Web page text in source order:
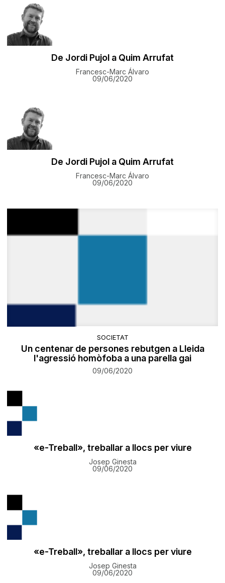
De Jordi Pujol a Quim Arrufat
Francesc-Marc Álvaro
09/06/2020
De Jordi Pujol a Quim Arrufat
Francesc-Marc Álvaro
09/06/2020
SOCIETAT
Un centenar de persones rebutgen a Lleida
l'agressió homòfoba a una parella gai
09/06/2020
«e-Treball», treballar a llocs per viure
Josep Ginesta
09/06/2020
«e-Treball», treballar a llocs per viure
Josep Ginesta
09/06/2020